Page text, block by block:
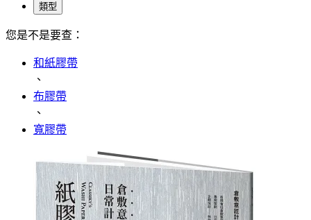
類型
您是不是要查：
和紙膠帶
、
布膠帶
、
寬膠帶